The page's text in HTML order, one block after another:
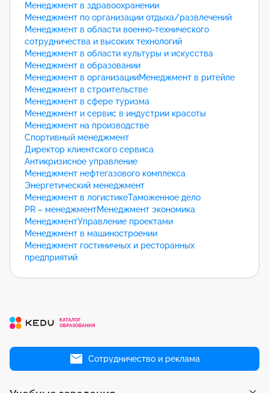
Менеджмент в здравоохранении
Менеджмент по организации отдыха/развлечений
Менеджмент в области военно-технического
сотрудничества и высоких технологий
Менеджмент в области культуры и искусства
Менеджмент в образовании
Менеджмент в организацииМенеджмент в ритейле
Менеджмент в строительстве
Менеджмент в сфере туризма
Менеджмент и сервис в индустрии красоты
Менеджмент на производстве
Спортивный менеджмент
Директор клиентского сервиса
Антикризисное управление
Менеджмент нефтегазового комплекса
Энергетический менеджмент
Менеджмент в логистикеТаможенное дело
PR – менеджментМенеджмент экономика
МенеджментУправление проектами
Менеджмент в машиностроении
Менеджмент гостиничных и ресторанных
предприятий
Сотрудничество и реклама